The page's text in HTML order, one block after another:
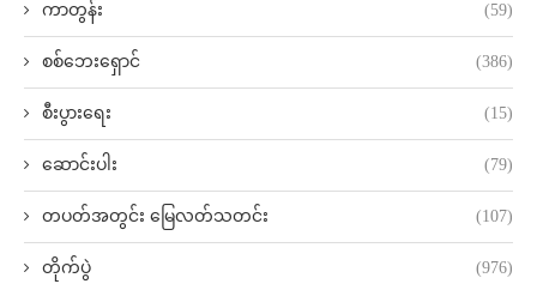
ကာတွန်း (59)
စစ်ဘေးရှောင် (386)
စီးပွားရေး (15)
ဆောင်းပါး (79)
တပတ်အတွင်း မြေလတ်သတင်း (107)
တိုက်ပွဲ (976)